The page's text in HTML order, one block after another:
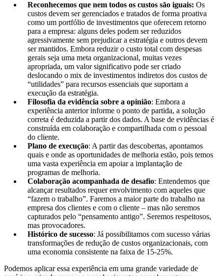
Reconhecemos que nem todos os custos são iguais: Os
custos devem ser gerenciados e tratados de forma proativa
como um portfólio de investimentos que oferecem retorno
para a empresa: alguns deles podem ser reduzidos
agressivamente sem prejudicar a estratégia e outros devem
ser mantidos. Embora reduzir o custo total com despesas
gerais seja uma meta organizacional, muitas vezes
apropriada, um valor significativo pode ser criado
deslocando o mix de investimentos indiretos dos custos de
“utilidades” para recursos essenciais que suportam a
execução da estratégia.
Filosofia da evidência sobre a opinião: Embora a
experiência anterior informe o ponto de partida, a solução
correta é deduzida a partir dos dados. A base de evidências é
construída em colaboração e compartilhada com o pessoal
do cliente.
Plano de execução: A partir das descobertas, apontamos
quais e onde as oportunidades de melhoria estão, pois temos
uma vasta experiência em apoiar a implantação de
programas de melhoria.
Colaboração acompanhada de desafio: Entendemos que
alcançar resultados requer envolvimento com aqueles que
“fazem o trabalho”. Faremos a maior parte do trabalho na
empresa dos clientes e com o cliente – mas não seremos
capturados pelo “pensamento antigo”. Seremos respeitosos,
mas provocadores.
Histórico de sucesso: Já possibilitamos com sucesso várias
transformações de redução de custos organizacionais, com
uma economia consistente na faixa de 15‑25%.
Podemos aplicar essa experiência em uma grande variedade de